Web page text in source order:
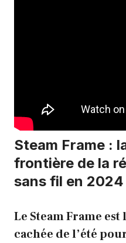
Steam Frame :
frontière de la
sans fil en 2024
Le Steam Frame
cachée de l’été